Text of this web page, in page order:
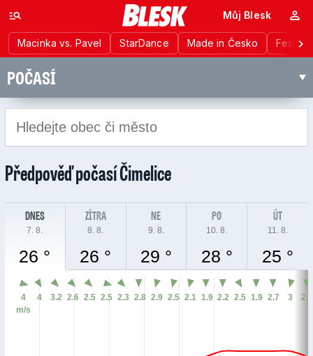
Macinka vs. Pavel StarDance Made in Česko
Můj Blesk
POČASÍ
Předpověď počasíČimelice
DNES
7. 8.
26 °
ZÍTRA
8. 8.
26 °
NE
9. 8.
29 °
PO
10. 8.
28 °
ÚT
11. 8.
25 °
4
m/s
4 3.2 2.6 2.5 2.5 2.3 2.8 2.9 2.5 2.1 1.9 2.2 2.5 1.9 2.7 3 2.9